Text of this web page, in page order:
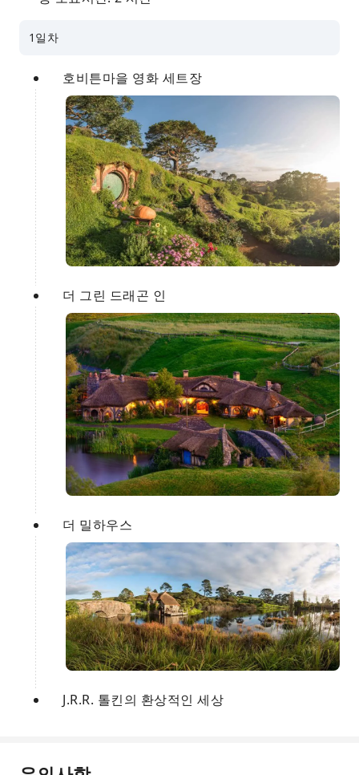
1일차
호비튼마을 영화 세트장
더 그린 드래곤 인
더 밀하우스
J.R.R. 톨킨의 환상적인 세상